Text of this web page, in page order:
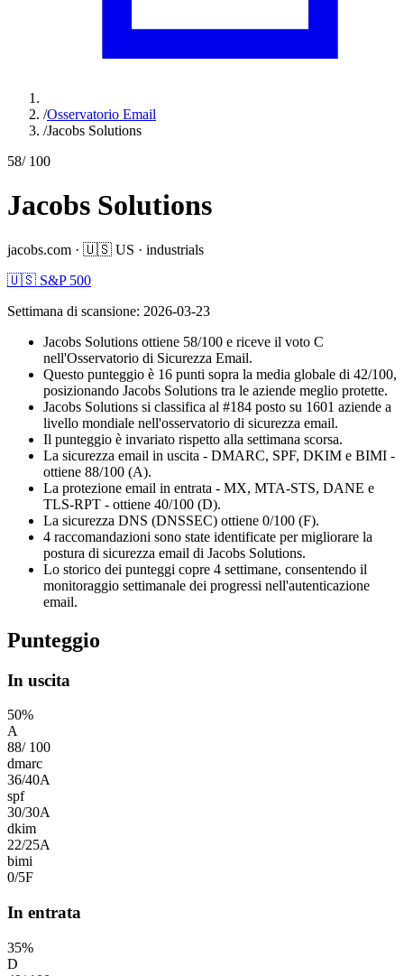
/Osservatorio Email
/Jacobs Solutions
58/ 100
Jacobs Solutions
jacobs.com · 🇺🇸 US · industrials
🇺🇸 S&P 500
Settimana di scansione: 2026-03-23
Jacobs Solutions ottiene 58/100 e riceve il voto C
nell'Osservatorio di Sicurezza Email.
Questo punteggio è 16 punti sopra la media globale di 42/100,
posizionando Jacobs Solutions tra le aziende meglio protette.
Jacobs Solutions si classifica al #184 posto su 1601 aziende a
livello mondiale nell'osservatorio di sicurezza email.
Il punteggio è invariato rispetto alla settimana scorsa.
La sicurezza email in uscita - DMARC, SPF, DKIM e BIMI -
ottiene 88/100 (A).
La protezione email in entrata - MX, MTA-STS, DANE e
TLS-RPT - ottiene 40/100 (D).
La sicurezza DNS (DNSSEC) ottiene 0/100 (F).
4 raccomandazioni sono state identificate per migliorare la
postura di sicurezza email di Jacobs Solutions.
Lo storico dei punteggi copre 4 settimane, consentendo il
monitoraggio settimanale dei progressi nell'autenticazione
email.
Punteggio
In uscita
50%
A
88/ 100
dmarc
36/40A
spf
30/30A
dkim
22/25A
bimi
0/5F
In entrata
35%
D